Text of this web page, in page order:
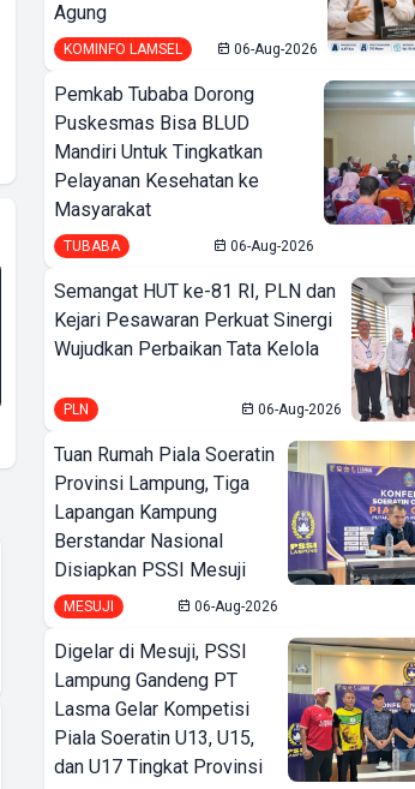
Agung
KOMINFO LAMSEL 06-Aug-2026
Pemkab Tubaba Dorong
Puskesmas Bisa BLUD
Mandiri Untuk Tingkatkan
Pelayanan Kesehatan ke
Masyarakat
TUBABA 06-Aug-2026
Semangat HUT ke-81 RI, PLN dan
Kejari Pesawaran Perkuat Sinergi
Wujudkan Perbaikan Tata Kelola
PLN 06-Aug-2026
Tuan Rumah Piala Soeratin
Provinsi Lampung, Tiga
Lapangan Kampung
Berstandar Nasional
Disiapkan PSSI Mesuji
MESUJI 06-Aug-2026
Digelar di Mesuji, PSSI
Lampung Gandeng PT
Lasma Gelar Kompetisi
Piala Soeratin U13, U15,
dan U17 Tingkat Provinsi